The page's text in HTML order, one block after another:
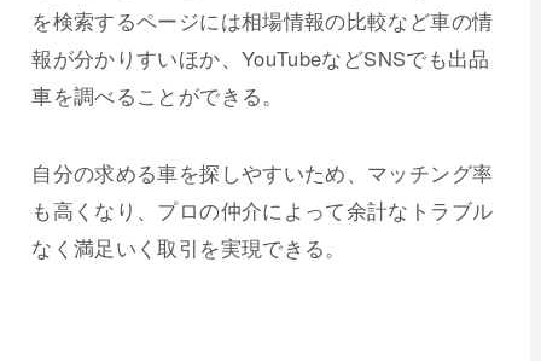
を検索するページには相場情報の比較など車の情
報が分かりすいほか、YouTubeなどSNSでも出品
車を調べることができる。
自分の求める車を探しやすいため、マッチング率
も高くなり、プロの仲介によって余計なトラブル
なく満足いく取引を実現できる。